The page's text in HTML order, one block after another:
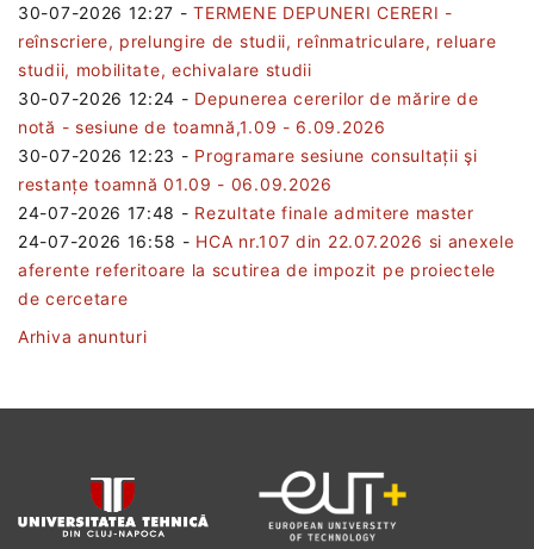
30-07-2026 12:27 -TERMENE DEPUNERI CERERI -
reînscriere, prelungire de studii, reînmatriculare, reluare
studii, mobilitate, echivalare studii
30-07-2026 12:24 - Depunerea cererilor de mărire de
notă - sesiune de toamnă,1.09 - 6.09.2026
30-07-2026 12:23 - Programare sesiune consultații şi
restanțe toamnă 01.09 - 06.09.2026
24-07-2026 17:48 - Rezultate finale admitere master
24-07-2026 16:58 - HCA nr.107 din 22.07.2026 si anexele
aferente referitoare la scutirea de impozit pe proiectele
de cercetare
Arhiva anunturi